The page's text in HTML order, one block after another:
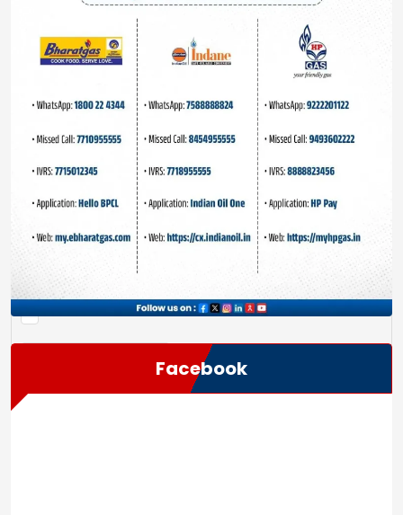
Save my name, email, and website in this browser
for the next time I comment.
Facebook